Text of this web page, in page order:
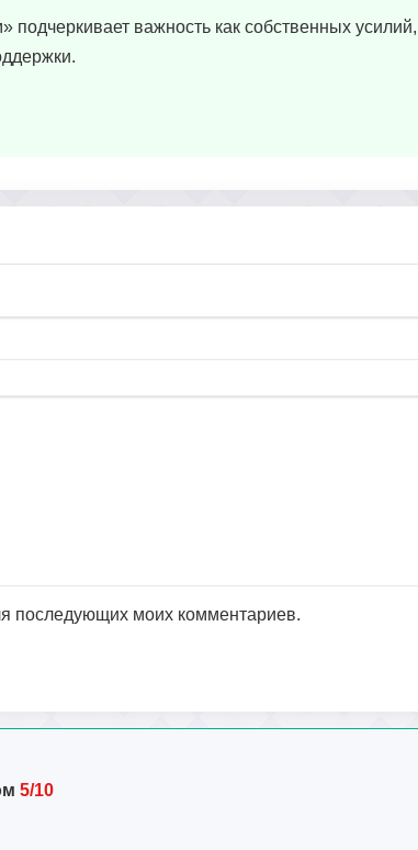
важность как собственных усилий,
последующих моих комментариев.
5/10